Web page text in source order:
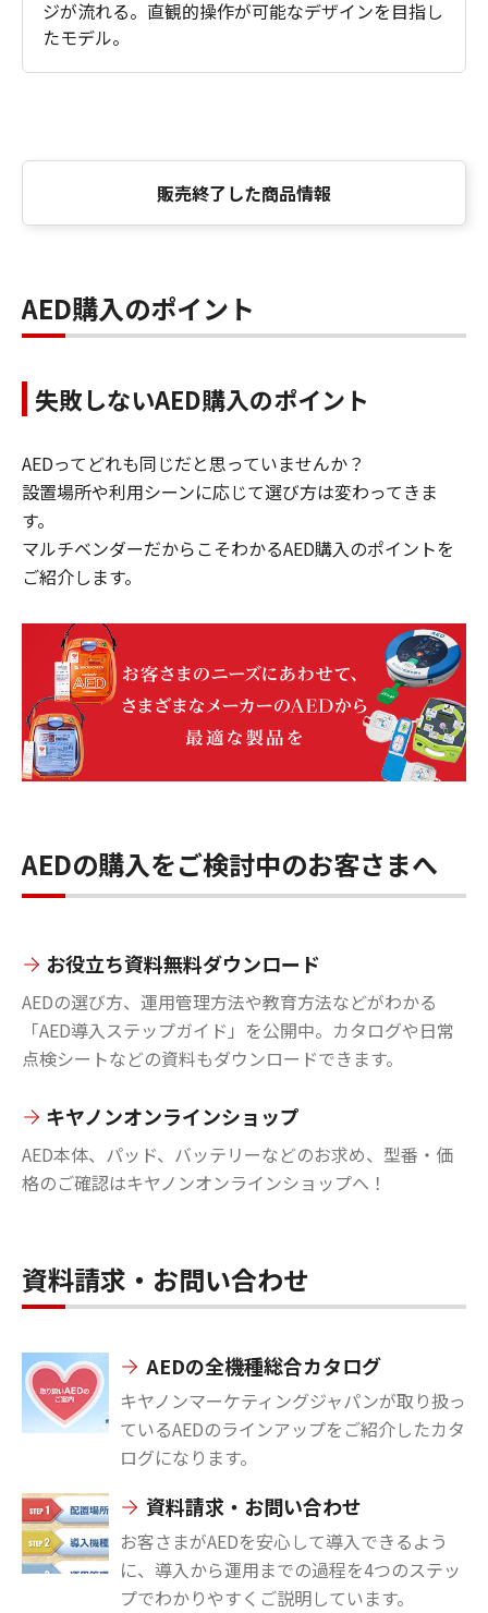
ジが流れる。直観的操作が可能なデザインを目指し
たモデル。
販売終了した商品情報
AED購入のポイント
失敗しないAED購入のポイント
AEDってどれも同じだと思っていませんか？
設置場所や利用シーンに応じて選び方は変わってきま
す。
マルチベンダーだからこそわかるAED購入のポイントを
ご紹介します。
AEDの購入をご検討中のお客さまへ
お役立ち資料無料ダウンロード
AEDの選び方、運用管理方法や教育方法などがわかる
「AED導入ステップガイド」を公開中。カタログや日常
点検シートなどの資料もダウンロードできます。
キヤノンオンラインショップ
AED本体、パッド、バッテリーなどのお求め、型番・価
格のご確認はキヤノンオンラインショップへ！
資料請求・お問い合わせ
AEDの全機種総合カタログ
キヤノンマーケティングジャパンが取り扱っ
ているAEDのラインアップをご紹介したカタ
ログになります。
資料請求・お問い合わせ
お客さまがAEDを安心して導入できるよう
に、導入から運用までの過程を4つのステッ
プでわかりやすくご説明しています。